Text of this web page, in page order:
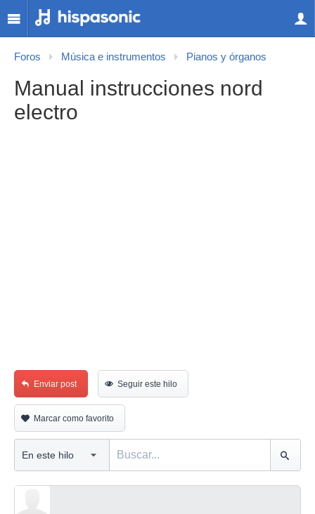
Foros Música e instrumentos Pianos y órganos
Manual instrucciones nord
electro
Enviar post Seguir este hilo
Marcar como favorito